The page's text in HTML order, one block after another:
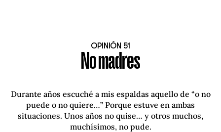
OPINIÓN 51
No madres
Durante años escuché a mis espaldas aquello de “o no
puede o no quiere…” Porque estuve en ambas
situaciones. Unos años no quise… y otros muchos,
muchísimos, no pude.